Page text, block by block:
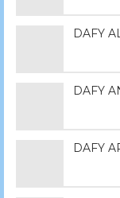
DAFY
DAFY
DAFY